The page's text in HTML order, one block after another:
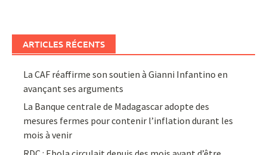
ARTICLES RÉCENTS
La CAF réaffirme son soutien à Gianni Infantino en
avançant ses arguments
La Banque centrale de Madagascar adopte des
mesures fermes pour contenir l’inflation durant les
mois à venir